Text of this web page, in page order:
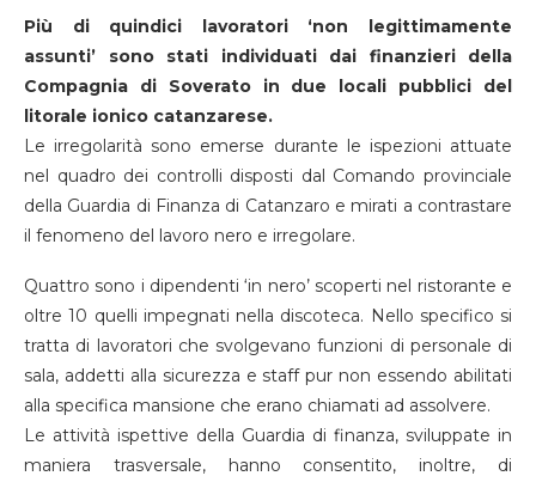
Più di quindici lavoratori ‘non legittimamente
assunti’ sono stati individuati dai finanzieri della
Compagnia di Soverato in due locali pubblici del
litorale ionico catanzarese.
Le irregolarità sono emerse durante le ispezioni attuate
nel quadro dei controlli disposti dal Comando provinciale
della Guardia di Finanza di Catanzaro e mirati a contrastare
il fenomeno del lavoro nero e irregolare.
Quattro sono i dipendenti ‘in nero’ scoperti nel ristorante e
oltre 10 quelli impegnati nella discoteca. Nello specifico si
tratta di lavoratori che svolgevano funzioni di personale di
sala, addetti alla sicurezza e staff pur non essendo abilitati
alla specifica mansione che erano chiamati ad assolvere.
Le attività ispettive della Guardia di finanza, sviluppate in
maniera trasversale, hanno consentito, inoltre, di